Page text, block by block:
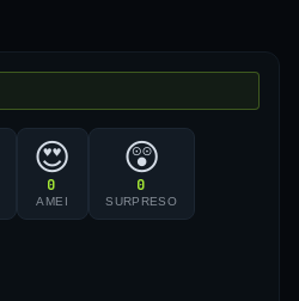
😍
0
AMEI
😲
0
SURPRESO